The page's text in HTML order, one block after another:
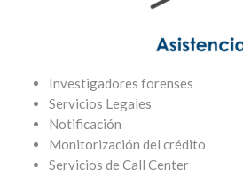
Investigadores forenses
Servicios Legales
Notificación
Monitorización del crédito
Servicios de Call Center